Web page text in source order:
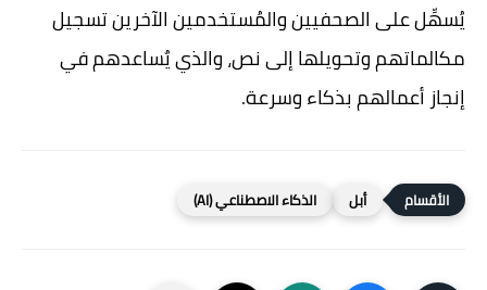
يُسهِّل على الصحفيين والمُستخدمين الآخرين تسجيل
مكالماتهم وتحويلها إلى نص، والذي يٌساعدهم في
إنجاز أعمالهم بذكاء وسرعة.
أبل الذكاء الاصطناعي (AI)